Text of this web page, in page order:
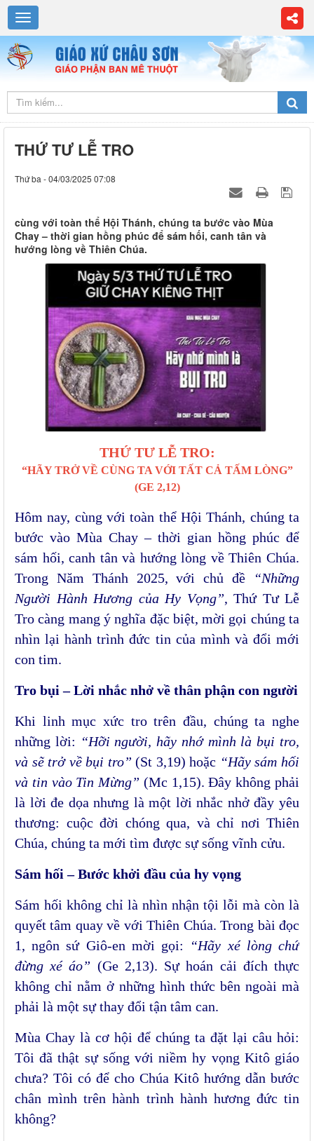
THỨ TƯ LỄ TRO
Thứ ba - 04/03/2025 07:08
cùng với toàn thể Hội Thánh, chúng ta bước vào Mùa
Chay – thời gian hồng phúc để sám hối, canh tân và
hướng lòng về Thiên Chúa.
THỨ TƯ LỄ TRO:
“HÃY TRỞ VỀ CÙNG TA VỚI TẤT CẢ TẤM LÒNG”
(GE 2,12)
Hôm nay, cùng với toàn thể Hội Thánh, chúng ta
bước vào Mùa Chay – thời gian hồng phúc để
sám hối, canh tân và hướng lòng về Thiên Chúa.
Trong Năm Thánh 2025, với chủ đề
“Những
Người Hành Hương của Hy Vọng”, Thứ Tư Lễ
Tro càng mang ý nghĩa đặc biệt, mời gọi chúng ta
nhìn lại hành trình đức tin của mình và đổi mới
con tim.
Tro bụi – Lời nhắc nhở về thân phận con người
Khi linh mục xức tro trên đầu, chúng ta nghe
những lời: “Hỡi người, hãy nhớ mình là bụi tro,
và sẽ trở về bụi tro” (St 3,19) hoặc “Hãy sám hối
và tin vào Tin Mừng” (Mc 1,15). Đây không phải
là lời đe dọa nhưng là một lời nhắc nhở đầy yêu
thương: cuộc đời chóng qua, và chỉ nơi Thiên
Chúa, chúng ta mới tìm được sự sống vĩnh cửu.
Sám hối – Bước khởi đầu của hy vọng
Sám hối không chỉ là nhìn nhận tội lỗi mà còn là
quyết tâm quay về với Thiên Chúa. Trong bài đọc
1, ngôn sứ Giô-en mời gọi:
“Hãy xé lòng chứ
đừng xé áo” (Ge 2,13). Sự hoán cải đích thực
không chỉ nằm ở những hình thức bên ngoài mà
phải là một sự thay đổi tận tâm can.
Mùa Chay là cơ hội để chúng ta đặt lại câu hỏi:
Tôi đã thật sự sống với niềm hy vọng Kitô giáo
chưa? Tôi có để cho Chúa Kitô hướng dẫn bước
chân mình trên hành trình hành hương đức tin
không?